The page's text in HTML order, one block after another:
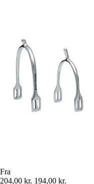
Fra
204,00 kr. 194,00 kr.